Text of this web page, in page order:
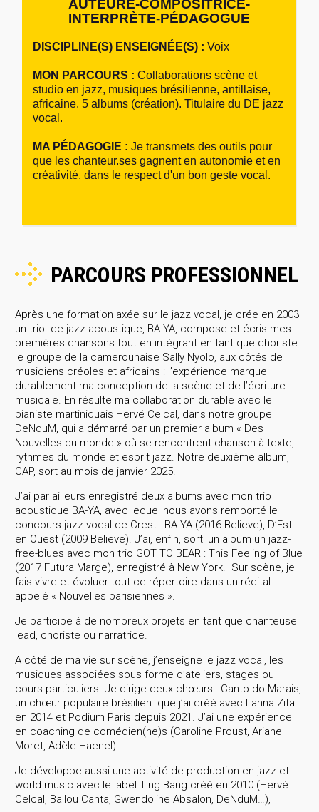
AUTEURE-COMPOSITRICE-
INTERPRÈTE-PÉDAGOGUE
DISCIPLINE(S) ENSEIGNÉE(S) :Voix
MON PARCOURS :Collaborations scène et
studio en jazz, musiques brésilienne, antillaise,
africaine. 5 albums (création). Titulaire du DE jazz
vocal.
MA PÉDAGOGIE :Je transmets des outils pour
que les chanteur.ses gagnent en autonomie et en
créativité, dans le respect d'un bon geste vocal.
PARCOURS PROFESSIONNEL
Après une formation axée sur le jazz vocal, je crée en 2003
un trio de jazz acoustique, BA-YA, compose et écris mes
premières chansons tout en intégrant en tant que choriste
le groupe de la camerounaise Sally Nyolo, aux côtés de
musiciens créoles et africains : l’expérience marque
durablement ma conception de la scène et de l’écriture
musicale. En résulte ma collaboration durable avec le
pianiste martiniquais Hervé Celcal, dans notre groupe
DeNduM, qui a démarré par un premier album « Des
Nouvelles du monde » où se rencontrent chanson à texte,
rythmes du monde et esprit jazz. Notre deuxième album,
CAP, sort au mois de janvier 2025.
J’ai par ailleurs enregistré deux albums avec mon trio
acoustique BA-YA, avec lequel nous avons remporté le
concours jazz vocal de Crest : BA-YA (2016 Believe), D’Est
en Ouest (2009 Believe). J’ai, enfin, sorti un album un jazz-
free-blues avec mon trio GOT TO BEAR : This Feeling of Blue
(2017 Futura Marge), enregistré à New York. Sur scène, je
fais vivre et évoluer tout ce répertoire dans un récital
appelé « Nouvelles parisiennes ».
Je participe à de nombreux projets en tant que chanteuse
lead, choriste ou narratrice.
A côté de ma vie sur scène, j’enseigne le jazz vocal, les
musiques associées sous forme d’ateliers, stages ou
cours particuliers. Je dirige deux chœurs : Canto do Marais,
un chœur populaire brésilien que j’ai créé avec Lanna Zita
en 2014 et Podium Paris depuis 2021. J’ai une expérience
en coaching de comédien(ne)s (Caroline Proust, Ariane
Moret, Adèle Haenel).
Je développe aussi une activité de production en jazz et
world music avec le label Ting Bang créé en 2010 (Hervé
Celcal, Ballou Canta, Gwendoline Absalon, DeNduM…),